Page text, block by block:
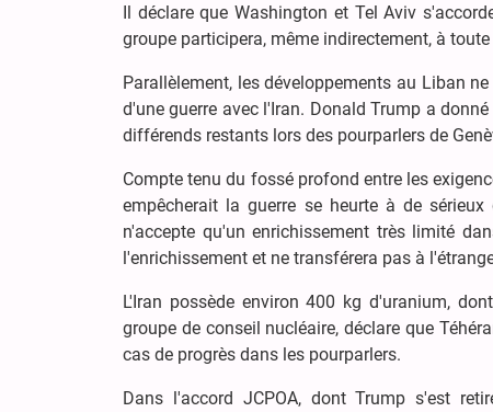
Il déclare que Washington et Tel Aviv
groupe participera, même indirectement, à
Parallèlement, les développements au Liban
d'une guerre avec l'Iran. Donald Trump a
différends restants lors des pourparlers de
Compte tenu du fossé profond entre les
empêcherait la guerre se heurte à de
n'accepte qu'un enrichissement très limité
l'enrichissement et ne transférera pas à
L'Iran possède environ 400 kg d'uranium,
groupe de conseil nucléaire, déclare que
cas de progrès dans les pourparlers.
Dans l'accord JCPOA, dont Trump s'est